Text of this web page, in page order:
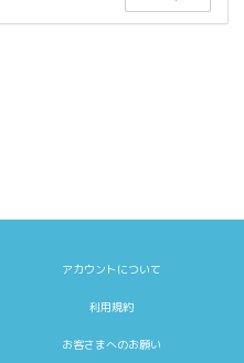
アカウントについて
利用規約
お客さまへのお願い